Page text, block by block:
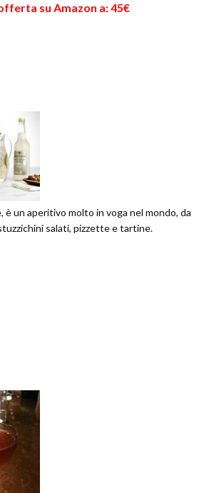
su Amazon a: 45€
è un aperitivo molto in voga nel mondo, da
salati, pizzette e tartine.